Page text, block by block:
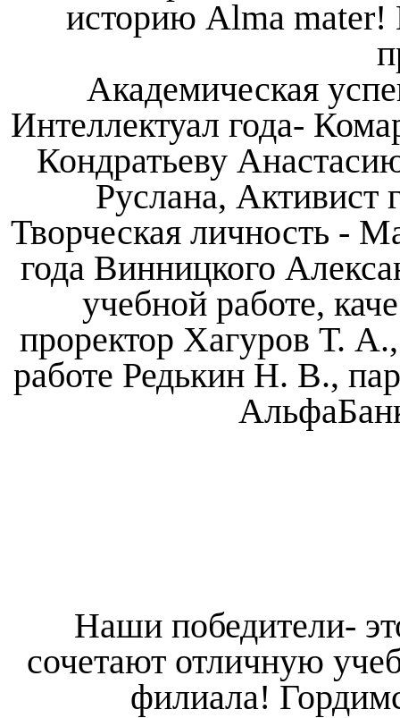
историю Alma mater!
Академическая
Интеллектуал года-
Кондратьеву
Руслана, Активист
Творческая личность -
года Винницкого
учебной работе,
проректор Хагуров Т.
работе Редькин Н. В.,
Наши победители-
сочетают отличную
филиала!